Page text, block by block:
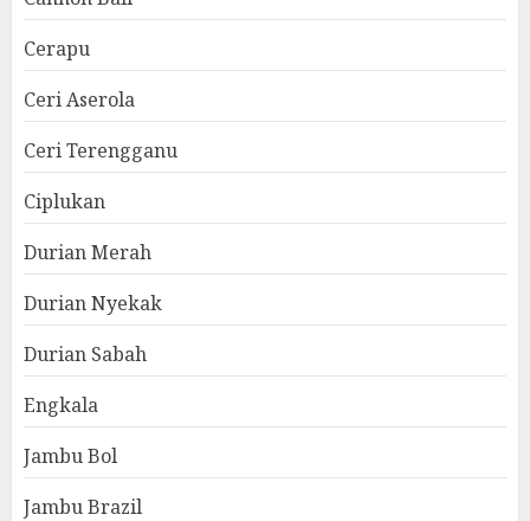
Cerapu
Ceri Aserola
Ceri Terengganu
Ciplukan
Durian Merah
Durian Nyekak
Durian Sabah
Engkala
Jambu Bol
Jambu Brazil